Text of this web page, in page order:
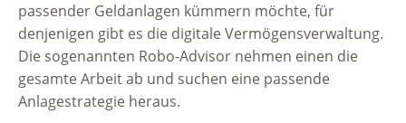
passender Geldanlagen kümmern möchte, für
denjenigen gibt es die digitale Vermögensverwaltung.
Die sogenannten Robo-Advisor nehmen einen die
gesamte Arbeit ab und suchen eine passende
Anlagestrategie heraus.